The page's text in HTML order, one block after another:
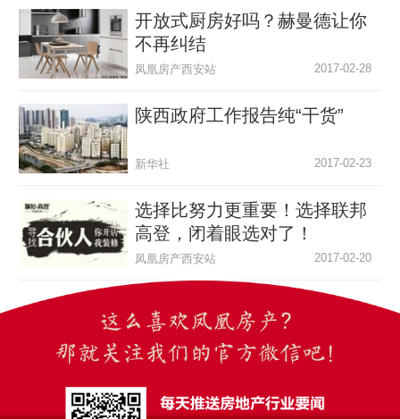
开放式厨房好吗？赫曼德让你
不再纠结
凤凰房产西安站 2017-02-28
陕西政府工作报告纯“干货”
新华社 2017-02-23
选择比努力更重要！选择联邦
高登，闭着眼选对了！
凤凰房产西安站 2017-02-20